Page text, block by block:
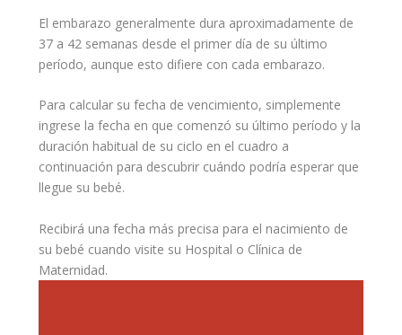
El embarazo generalmente dura aproximadamente de
37 a 42 semanas desde el primer día de su último
período, aunque esto difiere con cada embarazo.
Para calcular su fecha de vencimiento, simplemente
ingrese la fecha en que comenzó su último período y la
duración habitual de su ciclo en el cuadro a
continuación para descubrir cuándo podría esperar que
llegue su bebé.
Recibirá una fecha más precisa para el nacimiento de
su bebé cuando visite su Hospital o Clínica de
Maternidad.